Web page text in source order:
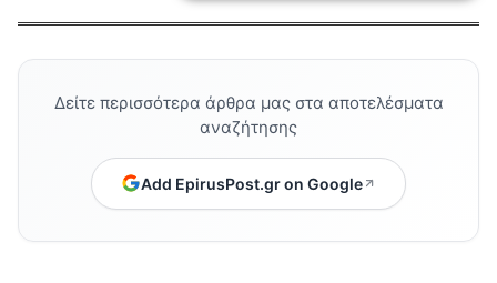
Δείτε περισσότερα άρθρα μας στα αποτελέσματα
αναζήτησης
Add EpirusPost.gr on Google